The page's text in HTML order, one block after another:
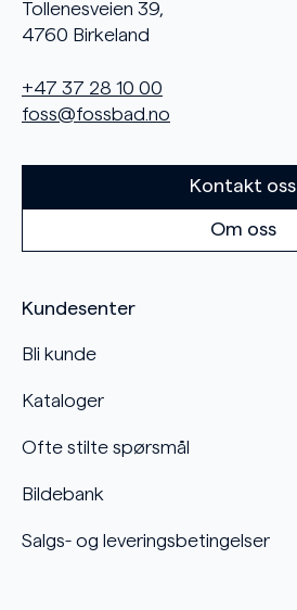
Tollenesveien 39,
4760 Birkeland
+47 37 28 10 00
foss@fossbad.no
Kundesenter
Bli kunde
Kataloger
Ofte stilte spørsmål
Bildebank
Salgs- og leveringsbetingelser
Kontakt oss
Om oss